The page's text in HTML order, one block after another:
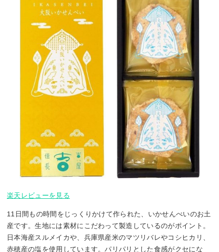
楽天レビューを見る
11日間もの時間をじっくりかけて作られた、いかせんべいのお土
産です。生地には素材にこだわって製造しているのがポイント。
日本海産スルメイカや、兵庫県産米のマツリバレやコシヒカリ、
赤穂産の塩を使用しています。パリパリとした食感がクセにな